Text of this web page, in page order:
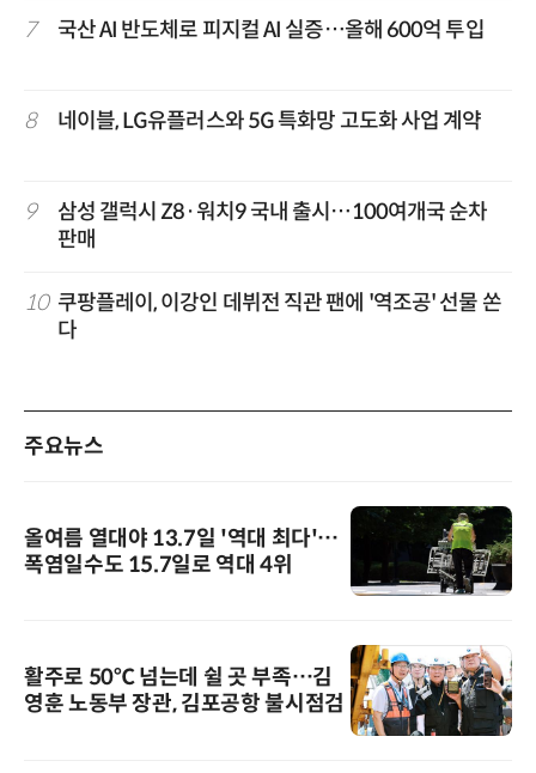
7 국산 AI 반도체로 피지컬 AI 실증…올해 600억 투입
8 네이블, LG유플러스와 5G 특화망 고도화 사업 계약
9
삼성 갤럭시 Z8·워치9 국내 출시…100여개국 순차
판매
10 쿠팡플레이, 이강인 데뷔전 직관 팬에 '역조공' 선물 쏜
다
주요뉴스
올여름 열대야 13.7일 '역대 최다'…
폭염일수도 15.7일로 역대 4위
활주로 50℃ 넘는데 쉴 곳 부족…김
영훈 노동부 장관, 김포공항 불시점검